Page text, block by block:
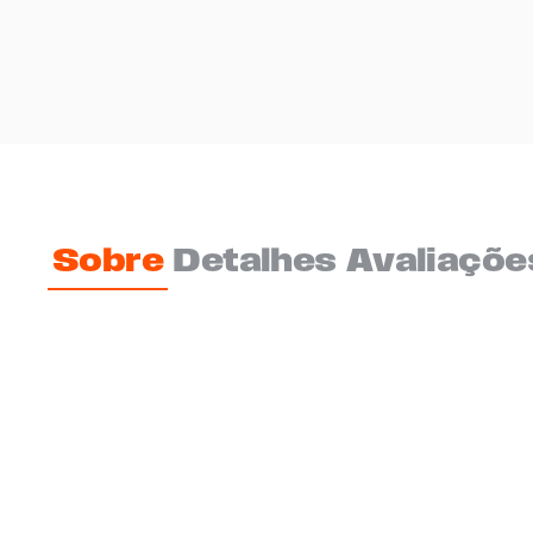
Sobre Detalhes